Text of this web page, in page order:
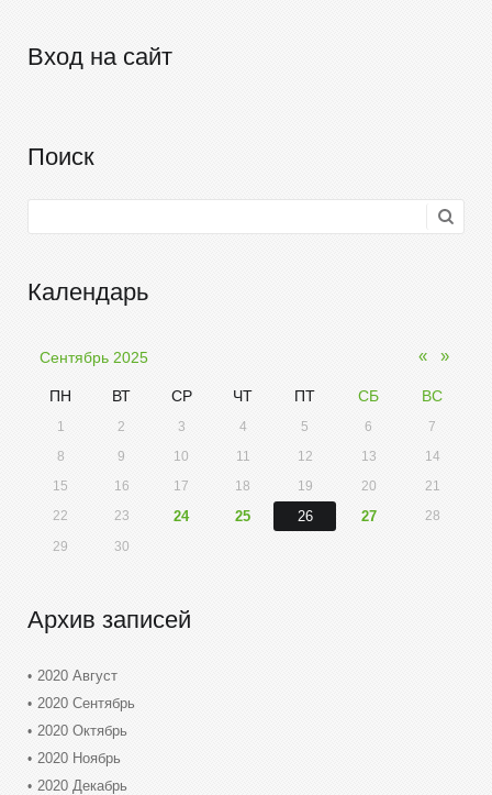
Вход на сайт
Поиск
Календарь
«
Сентябрь 2025 »
ПН ВТ СР ЧТ ПТ СБ ВС
1 2 3 4 5 6
7
8
9 10 11 12 13
14
15
16 17 18 19 20
21
22
23 24 25 26 27
28
29
30
Архив записей
2020 Август
2020 Сентябрь
2020 Октябрь
2020 Ноябрь
2020 Декабрь